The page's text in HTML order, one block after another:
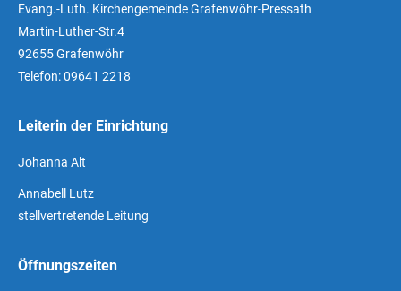
Evang.-Luth. Kirchengemeinde Grafenwöhr-Pressath
Martin-Luther-Str.4
92655 Grafenwöhr
Telefon: 09641 2218
Leiterin der Einrichtung
Johanna Alt
Annabell Lutz
stellvertretende Leitung
Öffnungszeiten